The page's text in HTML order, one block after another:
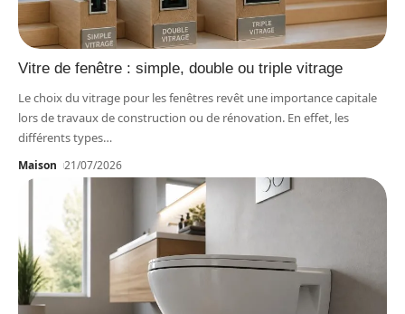
Vitre de fenêtre : simple, double ou triple vitrage
Le choix du vitrage pour les fenêtres revêt une importance capitale
lors de travaux de construction ou de rénovation. En effet, les
différents types…
Maison 21/07/2026